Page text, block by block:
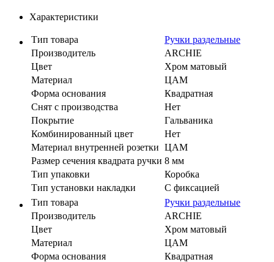
Характеристики
Тип товара
Ручки раздельные
Производитель
ARCHIE
Цвет
Хром матовый
Материал
ЦАМ
Форма основания
Квадратная
Cнят с производства
Нет
Покрытие
Гальваника
Комбинированный цвет
Нет
Материал внутренней розетки ЦАМ
Размер сечения квадрата ручки 8 мм
Тип упаковки
Коробка
Тип установки накладки
С фиксацией
Тип товара
Ручки раздельные
Производитель
ARCHIE
Цвет
Хром матовый
Материал
ЦАМ
Форма основания
Квадратная